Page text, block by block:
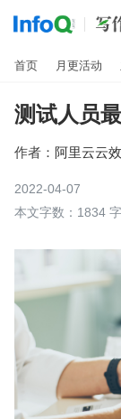
首页 月更活动
测试人员
作者： 阿里云云效
2022-04-07
本文字数：1834 字